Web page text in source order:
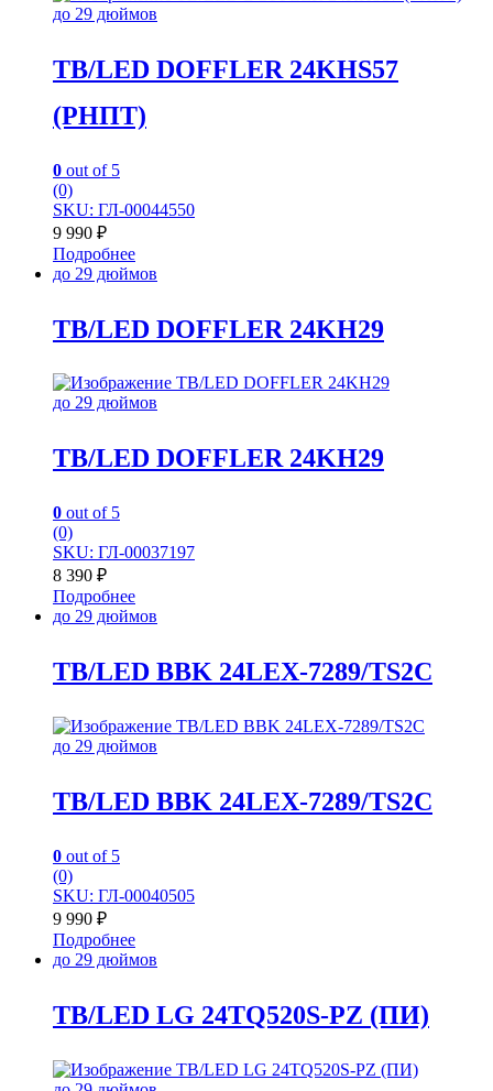
до 29 дюймов
TB/LED DOFFLER 24KHS57
(РНПТ)
0 out of 5
(0)
SKU: ГЛ-00044550
9 990 ₽
Подробнее
до 29 дюймов
TB/LED DOFFLER 24KH29
до 29 дюймов
TB/LED DOFFLER 24KH29
0 out of 5
(0)
SKU: ГЛ-00037197
8 390 ₽
Подробнее
до 29 дюймов
TB/LED BBK 24LEX-7289/TS2C
до 29 дюймов
TB/LED BBK 24LEX-7289/TS2C
0 out of 5
(0)
SKU: ГЛ-00040505
9 990 ₽
Подробнее
до 29 дюймов
TB/LED LG 24TQ520S-PZ (ПИ)